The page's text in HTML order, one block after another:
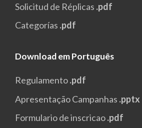
Solicitud de Réplicas .pdf
Categorías .pdf
Download em Português
Regulamento.pdf
Apresentação Campanhas .pptx
Formulario de inscricao.pdf